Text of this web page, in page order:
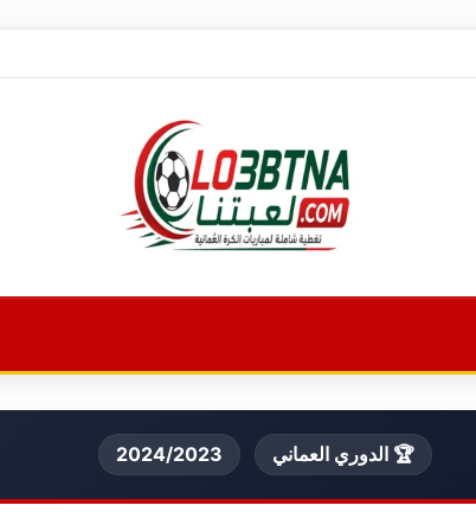
🏆 الدوري العماني 2024/2023